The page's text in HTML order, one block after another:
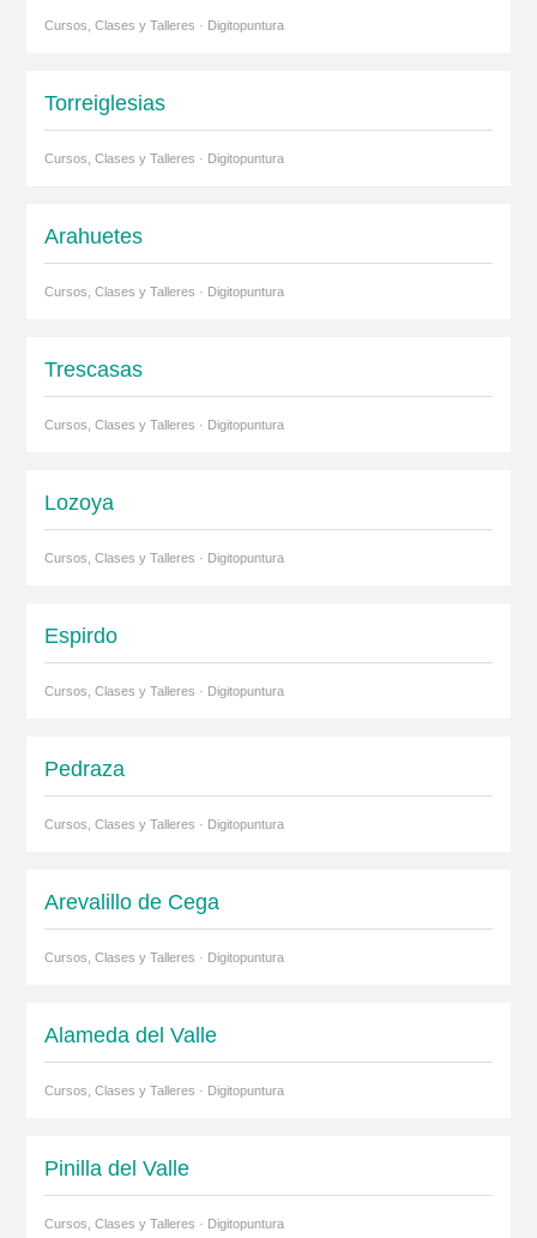
Cursos, Clases y Talleres · Digitopuntura
Torreiglesias
Cursos, Clases y Talleres · Digitopuntura
Arahuetes
Cursos, Clases y Talleres · Digitopuntura
Trescasas
Cursos, Clases y Talleres · Digitopuntura
Lozoya
Cursos, Clases y Talleres · Digitopuntura
Espirdo
Cursos, Clases y Talleres · Digitopuntura
Pedraza
Cursos, Clases y Talleres · Digitopuntura
Arevalillo de Cega
Cursos, Clases y Talleres · Digitopuntura
Alameda del Valle
Cursos, Clases y Talleres · Digitopuntura
Pinilla del Valle
Cursos, Clases y Talleres · Digitopuntura